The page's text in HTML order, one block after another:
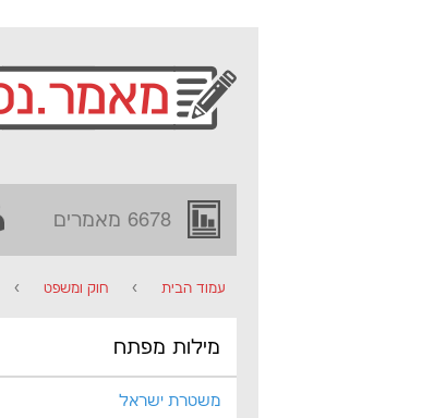
6678 מאמרים
עמוד הבית › חוק ומשפט ›
מילות מפתח
משטרת ישראל